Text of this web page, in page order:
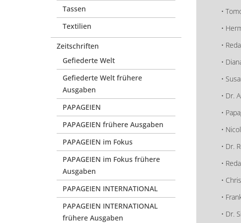
Tassen
Textilien
Zeitschriften
Gefiederte Welt
Gefiederte Welt frühere
Ausgaben
PAPAGEIEN
PAPAGEIEN frühere Ausgaben
PAPAGEIEN im Fokus
PAPAGEIEN im Fokus frühere
Ausgaben
PAPAGEIEN INTERNATIONAL
PAPAGEIEN INTERNATIONAL
frühere Ausgaben
•
•
•
•
•
• Dr.
•
•
• Dr.
•
•
•
• Dr.